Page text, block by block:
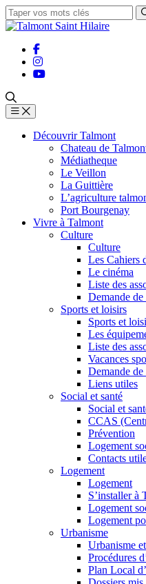
Découvrir Talmont
Chateau de
Médiatheque
Le Veillon
La Guittière
L’agriculture
Port Bourgenay
Vivre à Talmont
Culture
Culture
Les Cahiers
Le cinéma
Liste des
Demande
Sports et loisirs
Sports et
Les
Liste des
Vacances
Demande
Liens utiles
Social et santé
Social et
CCAS
Prévention
Logement
Contacts
Logement
Logement
S’installer à
Logement
Logement
Urbanisme
Urbanisme
Procédures
Plan Local